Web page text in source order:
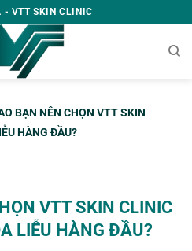
- VTT SKIN CLINIC
BẠN NÊN CHỌN VTT SKIN
HÀNG ĐẦU?
VTT SKIN CLINIC
LIỄU HÀNG ĐẦU?